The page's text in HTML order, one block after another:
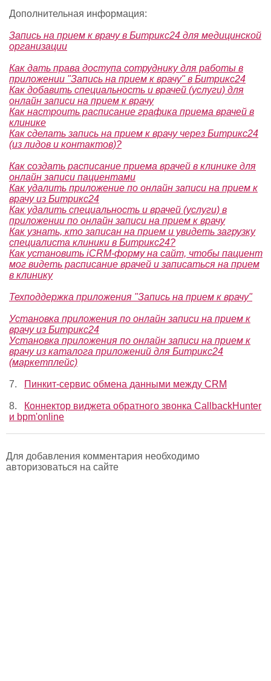
Дополнительная информация:
Запись на прием к врачу в Битрикс24 для медицинской
организации
Как дать права доступа сотруднику для работы в
приложении "Запись на прием к врачу" в Битрикс24
Как добавить специальность и врачей (услуги) для
онлайн записи на прием к врачу
Как настроить расписание графика приема врачей в
клинике
Как сделать запись на прием к врачу через Битрикс24
(из лидов и контактов)?
Как создать расписание приема врачей в клинике для
онлайн записи пациентами
Как удалить приложение по онлайн записи на прием к
врачу из Битрикс24
Как удалить специальность и врачей (услуги) в
приложении по онлайн записи на прием к врачу
Как узнать, кто записан на прием и увидеть загрузку
специалиста клиники в Битрикс24?
Как установить iCRM-форму на сайт, чтобы пациент
мог видеть расписание врачей и записаться на прием
в клинику
Техподдержка приложения "Запись на прием к врачу"
Установка приложения по онлайн записи на прием к
врачу из Битрикс24
Установка приложения по онлайн записи на прием к
врачу из каталога приложений для Битрикс24
(маркетплейс)
7. Пинкит-сервис обмена данными между CRM
8.
Коннектор виджета обратного звонка CallbackHunter
и bpm'online
Для добавления комментария необходимо
авторизоваться на сайте